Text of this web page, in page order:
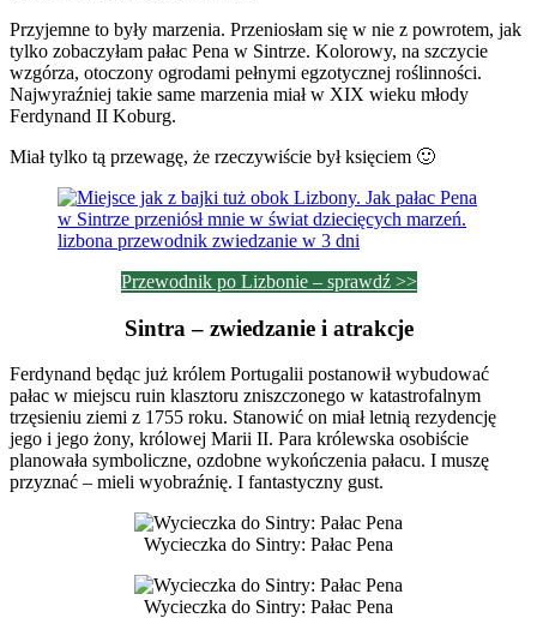
Przyjemne to były marzenia. Przeniosłam się w nie z powrotem, jak
tylko zobaczyłam pałac Pena w Sintrze. Kolorowy, na szczycie
wzgórza, otoczony ogrodami pełnymi egzotycznej roślinności.
Najwyraźniej takie same marzenia miał w XIX wieku młody
Ferdynand II Koburg.
Miał tylko tą przewagę, że rzeczywiście był księciem 🙂
Przewodnik po Lizbonie – sprawdź >>
Sintra – zwiedzanie i atrakcje
Ferdynand będąc już królem Portugalii postanowił wybudować
pałac w miejscu ruin klasztoru zniszczonego w katastrofalnym
trzęsieniu ziemi z 1755 roku. Stanowić on miał letnią rezydencję
jego i jego żony, królowej Marii II. Para królewska osobiście
planowała symboliczne, ozdobne wykończenia pałacu. I muszę
przyznać – mieli wyobraźnię. I fantastyczny gust.
Wycieczka do Sintry: Pałac Pena
Wycieczka do Sintry: Pałac Pena